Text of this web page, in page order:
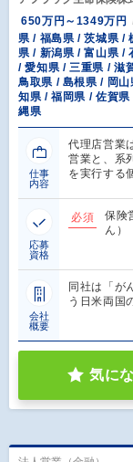
650万円～1349万円
県 / 福島県 / 茨城県 /
県 / 新潟県 / 富山県 /
/ 愛知県 / 三重県 / 滋
鳥取県 / 島根県 / 岡
知県 / 福岡県 / 佐賀
縄県
仕事
内容
代理店営業
営業と、系
を実行する
応募
資格
必須
保険
ん）
会社
概要
同社は「が
う日米両国
気に